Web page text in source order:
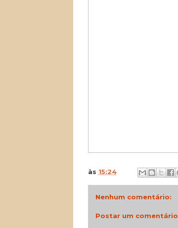
às 15:24
Nenhum comentário:
Postar um comentário